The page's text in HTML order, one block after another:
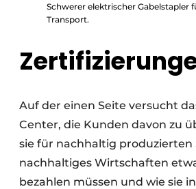
Schwerer elektrischer Gabelstapler
Transport.
Auf der einen Seite versucht
Center, die Kunden davon zu
sie für nachhaltig produzierten
nachhaltiges Wirtschaften
bezahlen müssen und wie sie